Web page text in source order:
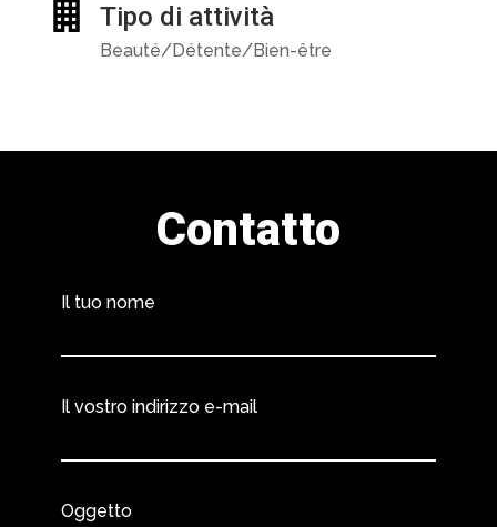
Tipo di attività
Beauté/Détente/Bien-être
Contatto
Il tuo nome
Il vostro indirizzo e-mail
Oggetto